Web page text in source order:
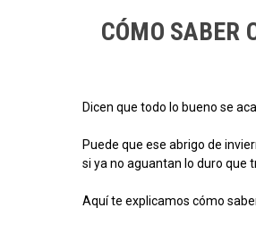
CÓMO SABER
Dicen que todo lo bueno se
Puede que ese abrigo de
si ya no aguantan lo duro que
Aquí te explicamos cómo